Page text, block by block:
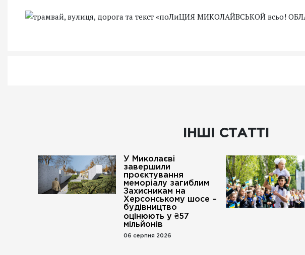
ІНШІ СТАТТІ
У Миколаєві
завершили
проєктування
меморіалу загиблим
Захисникам на
Херсонському шосе –
будівництво
оцінюють у ₴57
мільйонів
06 серпня 2026